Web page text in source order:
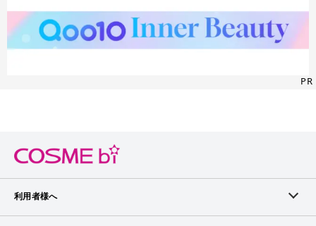
PR
利用者様へ